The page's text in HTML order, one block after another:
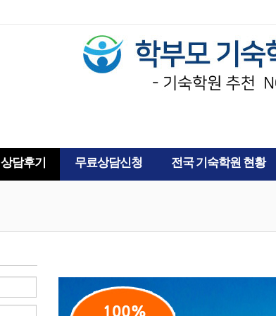
AD
상담후기 무료상담신청 전국 기숙학원 현황